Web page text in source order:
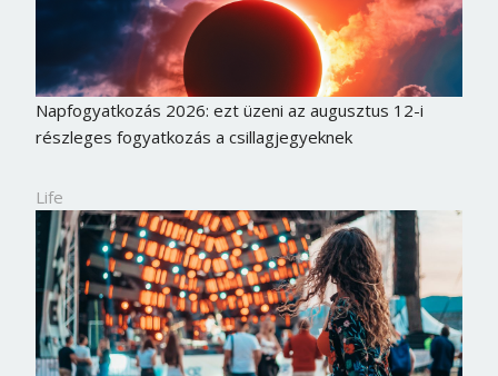
Napfogyatkozás 2026: ezt üzeni az augusztus 12-i
részleges fogyatkozás a csillagjegyeknek
Life